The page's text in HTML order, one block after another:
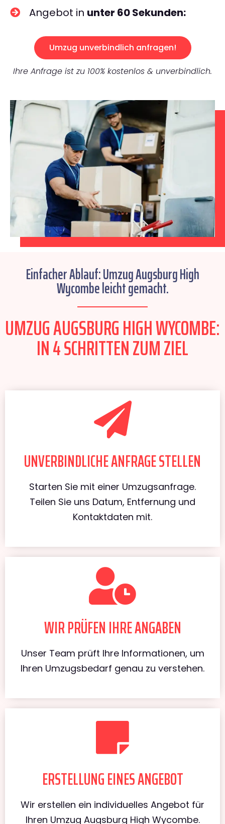
Angebot in unter 60 Sekunden:
Umzug unverbindlich anfragen!
Ihre Anfrage ist zu 100% kostenlos & unverbindlich.
Einfacher Ablauf: Umzug Augsburg High
Wycombe leicht gemacht.
UMZUG AUGSBURG HIGH WYCOMBE:
IN 4 SCHRITTEN ZUM ZIEL
UNVERBINDLICHE ANFRAGE STELLEN
Starten Sie mit einer Umzugsanfrage.
Teilen Sie uns Datum, Entfernung und
Kontaktdaten mit.
WIR PRÜFEN IHRE ANGABEN
Unser Team prüft Ihre Informationen, um
Ihren Umzugsbedarf genau zu verstehen.
ERSTELLUNG EINES ANGEBOT
Wir erstellen ein individuelles Angebot für
Ihren Umzug Augsburg High Wycombe.